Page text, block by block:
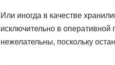
Или иногда в качестве
исключительно в оперативной
нежелательны, поскольку